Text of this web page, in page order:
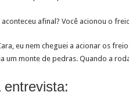
aconteceu afinal? Você acionou o
eu nem cheguei a acionar os
um monte de pedras. Quando a